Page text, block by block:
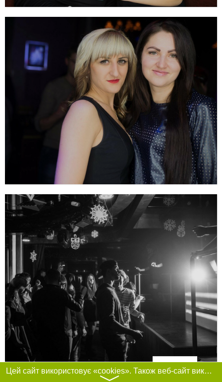
Фільтри
Цей сайт використовує «cookies». Також веб-сайт використовує інтернет-сервіс для збору технічних даних стосовно відвідувачів з метою отримання маркетингової та статистичної інформації. Умови обробки даних відвідувачів сайту див.
〉